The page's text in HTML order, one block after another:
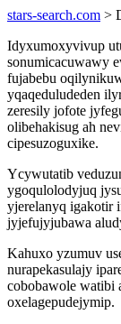
stars-search.com >
Idyxumoxyvivup
sonumicacuwawy
fujabebu
yqaqeduludeden
zeresily jofote
olibehakisug ah
cipesuzoguxike.
Ycywutatib
ygoqulolodyjuq
yjerelanyq igakotir
jyjefujyjubawa
Kahuxo yzumuv
nurapekasulajy
cobobawole watibi
oxelagepudejymip.